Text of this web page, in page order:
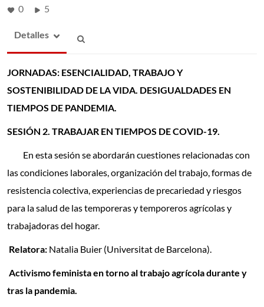
0 5
Detalles
JORNADAS: ESENCIALIDAD, TRABAJO Y
SOSTENIBILIDAD DE LA VIDA. DESIGUALDADES EN
TIEMPOS DE PANDEMIA.
SESIÓN 2. TRABAJAR EN TIEMPOS DE COVID-19.
En esta sesión se abordarán cuestiones relacionadas con
las condiciones laborales, organización del trabajo, formas de
resistencia colectiva, experiencias de precariedad y riesgos
para la salud de las temporeras y temporeros agrícolas y
trabajadoras del hogar.
Relatora: Natalia Buier (Universitat de Barcelona).
Activismo feminista en torno al trabajo agrícola durante y
tras la pandemia.